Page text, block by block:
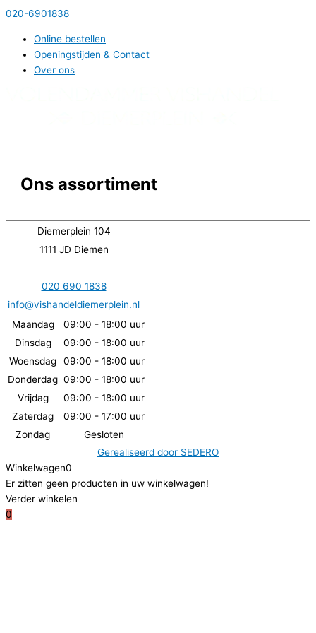
Ga
inhoud
020-6901838
Online bestellen
Openingstijden & Contact
Over ons
Ons assortiment
Diemerplein 104
1111 JD Diemen
020 690 1838
info@vishandeldiemerplein.nl
Maandag
09:00 - 18:00 uur
Dinsdag
09:00 - 18:00 uur
Woensdag
09:00 - 18:00 uur
Donderdag 09:00 - 18:00 uur
Vrijdag
09:00 - 18:00 uur
Zaterdag
09:00 - 17:00 uur
Zondag
Gesloten
Gerealiseerd door SEDERO
Winkelwagen0
Er zitten geen producten in uw winkelwagen!
Verder winkelen
0